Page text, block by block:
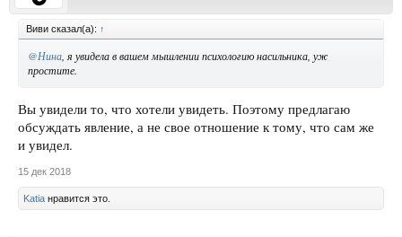
Виви сказал(а): ↑
@Нина , я увидела в вашем мышлении психологию насильника, уж
простите.
Вы увидели то, что хотели увидеть. Поэтому предлагаю
обсуждать явление, а не свое отношение к тому, что сам же
и увидел.
15 дек 2018
Katia нравится это.